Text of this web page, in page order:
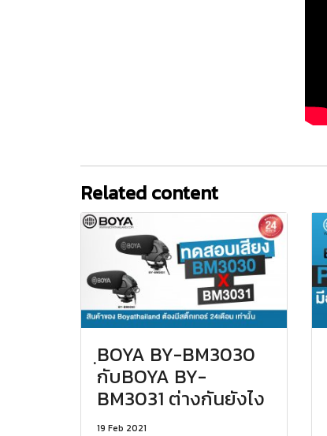
Related content
ฺBOYA BY-BM3030
กับBOYA BY-
BM3031 ต่างกันยังไง
19 Feb 2021